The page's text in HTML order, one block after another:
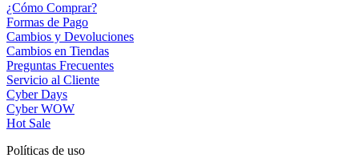
¿Cómo Comprar?
Formas de Pago
Cambios y Devoluciones
Cambios en Tiendas
Preguntas Frecuentes
Servicio al Cliente
Cyber Days
Cyber WOW
Hot Sale
Políticas de uso